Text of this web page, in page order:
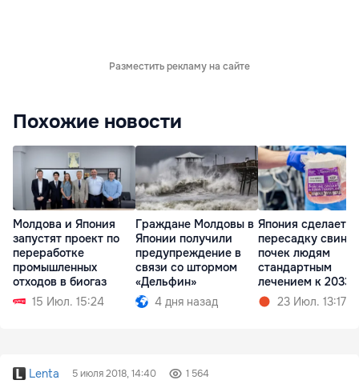
Разместить рекламу на сайте
Похожие новости
Молдова и Япония
запустят проект по
переработке
промышленных
отходов в биогаз
15 Июл. 15:24
Граждане Молдовы в
Японии получили
предупреждение в
связи со штормом
«Дельфин»
4 дня назад
Япония сделает
пересадку
почек людям
стандартным
лечением к 2033
23 Июл. 13:17
Lenta 5 июля 2018, 14:40 1 564